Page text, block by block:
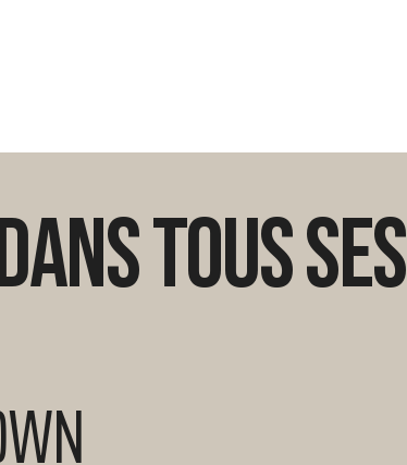
tous ses